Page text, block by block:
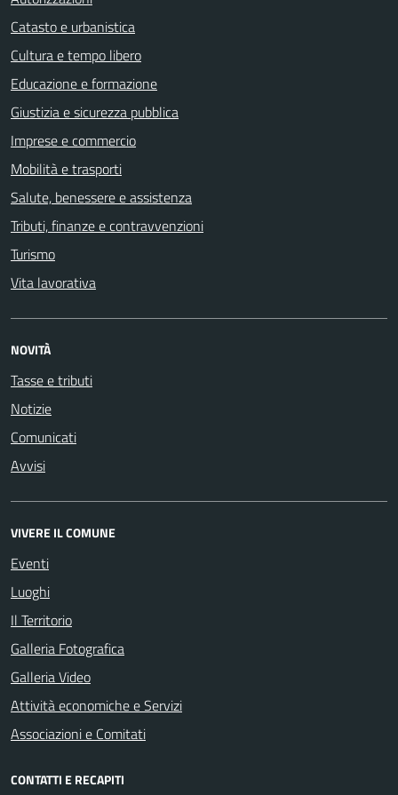
Catasto e urbanistica
Cultura e tempo libero
Educazione e formazione
Giustizia e sicurezza pubblica
Imprese e commercio
Mobilità e trasporti
Salute, benessere e assistenza
Tributi, finanze e contravvenzioni
Turismo
Vita lavorativa
NOVITÀ
Tasse e tributi
Notizie
Comunicati
Avvisi
VIVERE IL COMUNE
Eventi
Luoghi
Il Territorio
Galleria Fotografica
Galleria Video
Attività economiche e Servizi
Associazioni e Comitati
CONTATTI E RECAPITI